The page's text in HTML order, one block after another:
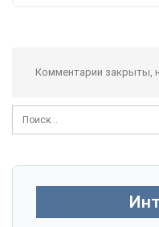
Комментарии закрыты,